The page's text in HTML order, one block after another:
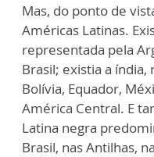
Mas, do ponto de
Américas Latinas.
representada pela
Brasil; existia a índia,
Bolívia, Equador,
América Central. E
Latina negra
Brasil, nas Antilhas,